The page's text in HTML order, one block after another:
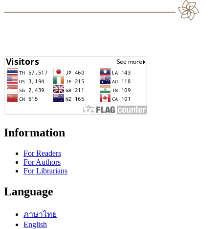
Information
For Readers
For Authors
For Librarians
Language
ภาษาไทย
English